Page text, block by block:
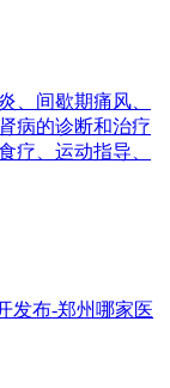
、间歇期痛风、
病的诊断和治疗
疗、运动指导、
发布-郑州哪家医